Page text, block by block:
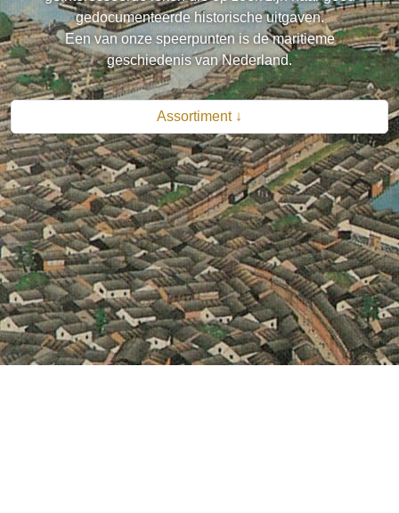
gedocumenteerde historische uitgaven.
Een van onze speerpunten is de maritieme
geschiedenis van Nederland.
Assortiment ↓